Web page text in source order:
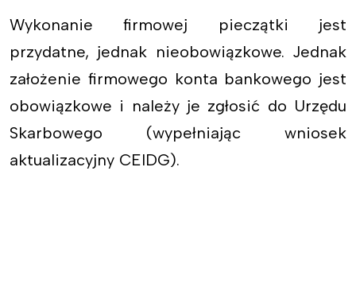
Wykonanie firmowej pieczątki jest
przydatne, jednak nieobowiązkowe. Jednak
założenie firmowego konta bankowego jest
obowiązkowe i należy je zgłosić do Urzędu
Skarbowego (wypełniając wniosek
aktualizacyjny CEIDG).